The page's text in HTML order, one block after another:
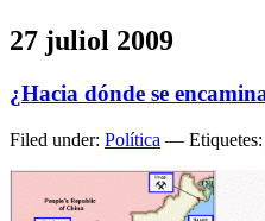
27 juliol 2009
¿Hacia dónde se
Filed under: Política — Etiquetes: